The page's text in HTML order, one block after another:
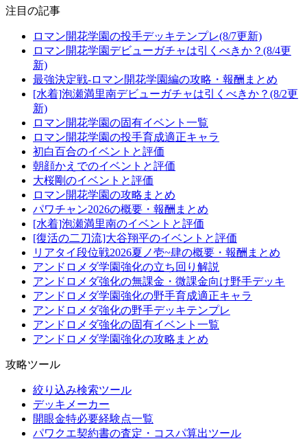
注目の記事
ロマン開花学園の投手デッキテンプレ(8/7更新)
ロマン開花学園デビューガチャは引くべきか？(8/4更
新)
最強決定戦-ロマン開花学園編の攻略・報酬まとめ
[水着]泡瀬満里南デビューガチャは引くべきか？(8/2更
新)
ロマン開花学園の固有イベント一覧
ロマン開花学園の投手育成適正キャラ
初白百合のイベントと評価
朝顔かえでのイベントと評価
大桜剛のイベントと評価
ロマン開花学園の攻略まとめ
パワチャン2026の概要・報酬まとめ
[水着]泡瀬満里南のイベントと評価
[復活の二刀流]大谷翔平のイベントと評価
リアタイ段位戦2026夏ノ壱~肆の概要・報酬まとめ
アンドロメダ学園強化の立ち回り解説
アンドロメダ強化の無課金・微課金向け野手デッキ
アンドロメダ学園強化の野手育成適正キャラ
アンドロメダ強化の野手デッキテンプレ
アンドロメダ強化の固有イベント一覧
アンドロメダ学園強化の攻略まとめ
攻略ツール
絞り込み検索ツール
デッキメーカー
開眼金特必要経験点一覧
パワクエ契約書の査定・コスパ算出ツール